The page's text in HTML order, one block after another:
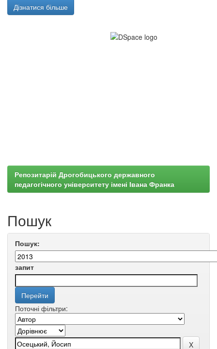
Дізнатися більше
Репозитарій Дрогобицького державного
педагогічного університету імені Івана Франка
Пошук
Пошук:
запит
Поточні фільтри: